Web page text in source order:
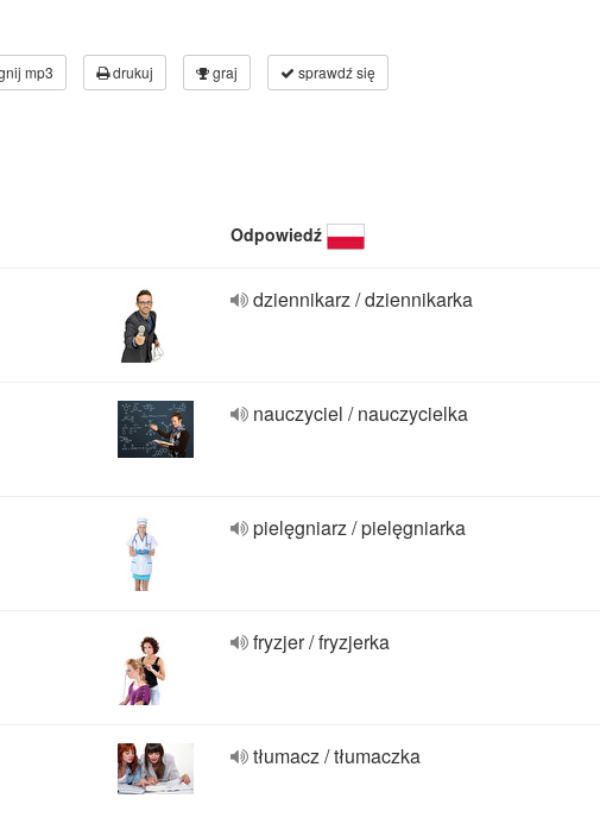
mp3 drukuj graj sprawdź się
Odpowiedź
dziennikarz / dziennikarka
nauczyciel / nauczycielka
pielęgniarz / pielęgniarka
fryzjer / fryzjerka
tłumacz / tłumaczka